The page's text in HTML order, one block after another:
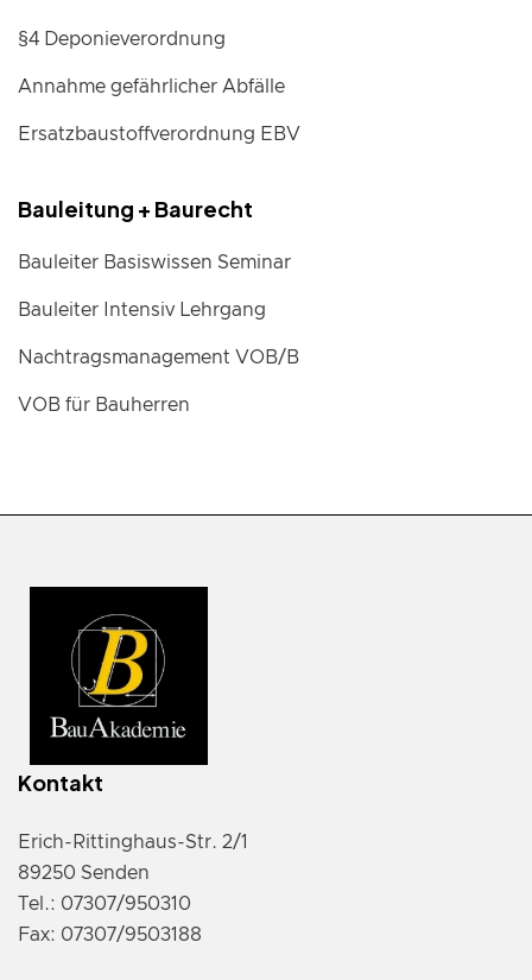
§4 Deponieverordnung
Annahme gefährlicher Abfälle
Ersatzbaustoffverordnung EBV
Bauleitung + Baurecht
Bauleiter Basiswissen Seminar
Bauleiter Intensiv Lehrgang
Nachtragsmanagement VOB/B
VOB für Bauherren
Kontakt
Erich-Rittinghaus-Str. 2/1
89250 Senden
Tel.: 07307/950310
Fax: 07307/9503188